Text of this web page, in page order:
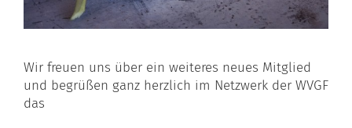
Wir freuen uns über ein weiteres neues Mitglied
und begrüßen ganz herzlich im Netzwerk der WVGF
das